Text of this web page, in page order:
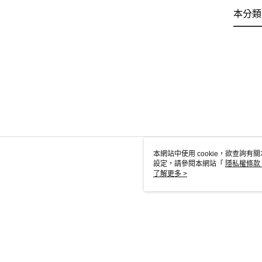
本分
本網站中使用 cookie，欲查詢有
設定，請參閱本網站「 隱私權條款
使用 cookie。
了解更多 >